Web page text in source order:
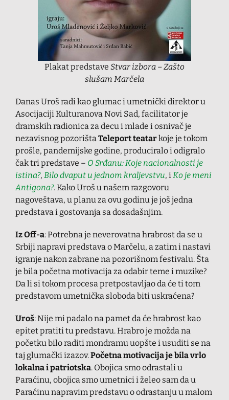
Plakat predstave Stvar izbora – Zašto
slušam Marčela
Danas Uroš radi kao glumac i umetnički direktor u
Asocijaciji Kulturanova Novi Sad, facilitator je
dramskih radionica za decu i mlade i osnivač je
nezavisnog pozorištaTeleport teatarkoje je tokom
prošle, pandemijske godine, produciralo i odigralo
čak tri predstave – O Srđanu: Koje nacionalnosti je
istina?, Bilo dvaput u jednom kraljevstvu, iKo je meni
Antigona?. Kako Uroš u našem razgovoru
nagoveštava, u planu za ovu godinu je još jedna
predstava i gostovanja sa dosadašnjim.
Iz Off-a: Potrebna je neverovatna hrabrost da se u
Srbiji napravi predstava o Marčelu, a zatim i nastavi
igranje nakon zabrane na pozorišnom festivalu. Šta
je bila početna motivacija za odabir teme i muzike?
Da li si tokom procesa pretpostavljao da će ti tom
predstavom umetnička sloboda biti uskraćena?
Uroš: Nije mi padalo na pamet da će hrabrost kao
epitet pratiti tu predstavu. Hrabro je možda na
početku bilo raditi mondramu uopšte i usuditi se na
taj glumački izazov.Početna motivacija je bila vrlo
lokalna i patriotska. Obojica smo odrastali u
Paraćinu, obojica smo umetnici i želeo sam da u
Paraćinu napravim predstavu o odrastanju u malom